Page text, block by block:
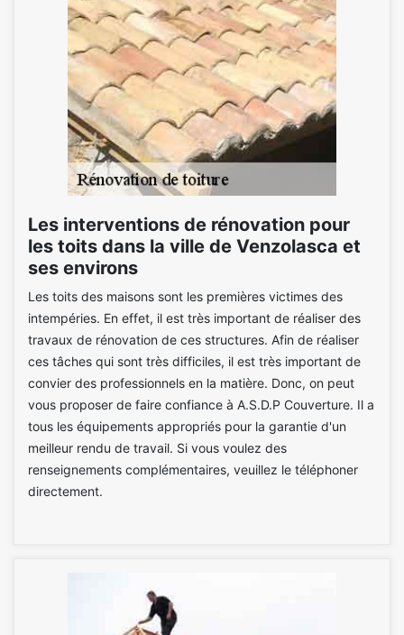
Les interventions de rénovation pour
les toits dans la ville de Venzolasca et
ses environs
Les toits des maisons sont les premières victimes des
intempéries. En effet, il est très important de réaliser des
travaux de rénovation de ces structures. Afin de réaliser
ces tâches qui sont très difficiles, il est très important de
convier des professionnels en la matière. Donc, on peut
vous proposer de faire confiance à A.S.D.P Couverture. Il a
tous les équipements appropriés pour la garantie d'un
meilleur rendu de travail. Si vous voulez des
renseignements complémentaires, veuillez le téléphoner
directement.